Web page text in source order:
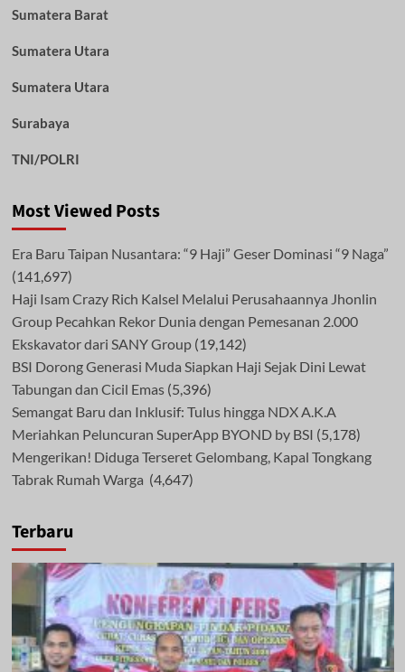
Sumatera Barat
Sumatera Utara
Sumatera Utara
Surabaya
TNI/POLRI
Most Viewed Posts
Era Baru Taipan Nusantara: “9 Haji” Geser Dominasi “9 Naga”
(141,697)
Haji Isam Crazy Rich Kalsel Melalui Perusahaannya Jhonlin
Group Pecahkan Rekor Dunia dengan Pemesanan 2.000
Ekskavator dari SANY Group (19,142)
BSI Dorong Generasi Muda Siapkan Haji Sejak Dini Lewat
Tabungan dan Cicil Emas (5,396)
Semangat Baru dan Inklusif: Tulus hingga NDX A.K.A
Meriahkan Peluncuran SuperApp BYOND by BSI (5,178)
Mengerikan! Diduga Terseret Gelombang, Kapal Tongkang
Tabrak Rumah Warga (4,647)
Terbaru